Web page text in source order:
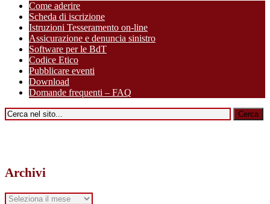
Come aderire
Scheda di iscrizione
Istruzioni Tesseramento on-line
Assicurazione e denuncia sinistro
Software per le BdT
Codice Etico
Pubblicare eventi
Download
Domande frequenti – FAQ
Archivi
Archivi